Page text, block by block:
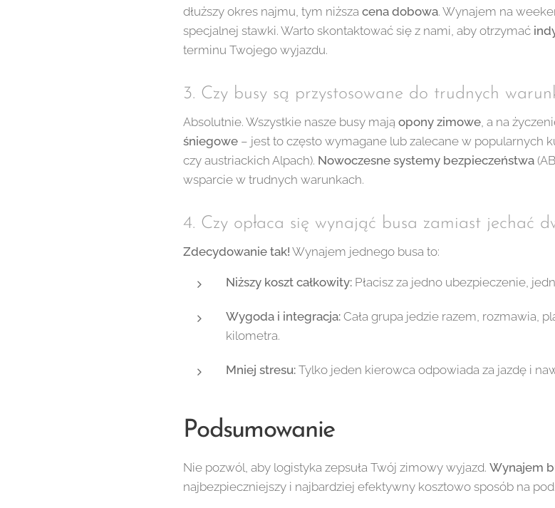
dłuższy okres najmu, tym niższa cena dobowa. Wynajem na
specjalnej stawki. Warto skontaktować się z nami, aby otrzymać
terminu Twojego wyjazdu.
3. Czy busy są przystosowane do trudnych
Absolutnie. Wszystkie nasze busy mają opony zimowe, a na
śniegowe – jest to często wymagane lub zalecane w popularnych
czy austriackich Alpach). Nowoczesne systemy bezpieczeństwa
wsparcie w trudnych warunkach.
4. Czy opłaca się wynająć busa zamiast jechać
Zdecydowanie tak! Wynajem jednego busa to:
Niższy koszt całkowity: Płacisz za jedno ubezpieczenie,
Wygoda i integracja: Cała grupa jedzie razem, rozmawia,
kilometra.
Mniej stresu: Tylko jeden kierowca odpowiada za jazdę i
Podsumowanie
Nie pozwól, aby logistyka zepsuła Twój zimowy wyjazd. Wynajem
najbezpieczniejszy i najbardziej efektywny kosztowo sposób na